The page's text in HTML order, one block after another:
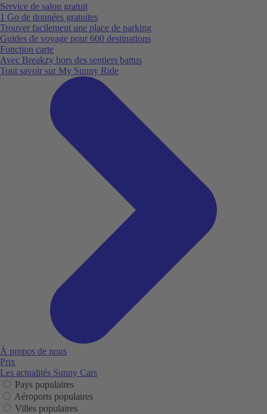
Service de salon gratuit
1 Go de données gratuites
Trouver facilement une place de parking
Guides de voyage pour 600 destinations
Fonction carte
Avec Breakzy hors des sentiers battus
Tout savoir sur My Sunny Ride
À propos de nous
Prix
Les actualités Sunny Cars
Pays populaires
Aéroports populaires
Villes populaires